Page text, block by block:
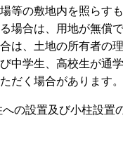
等の敷地内を照らす
場合は、用地が無償
は、土地の所有者の
中学生、高校生が通
だく場合があります。
設置及び小柱設置の